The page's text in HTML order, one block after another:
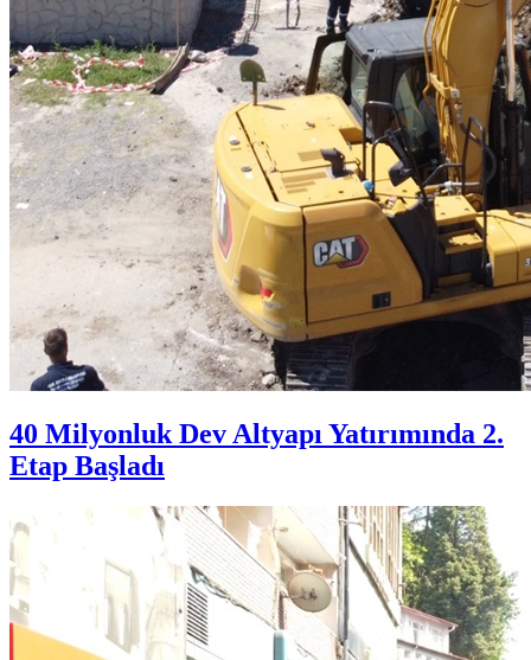
40 Milyonluk Dev Altyapı Yatırımında 2.
Etap Başladı